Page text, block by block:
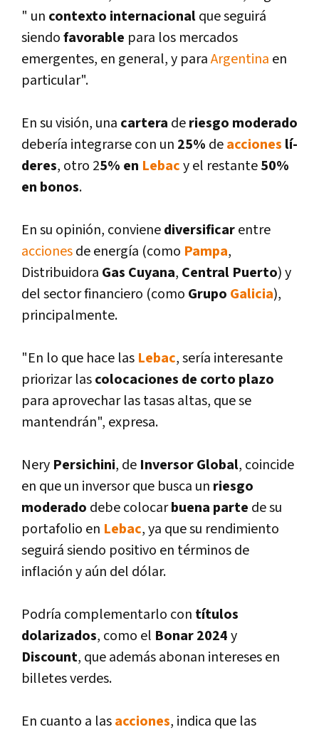
" un contexto internacionalque seguirá
siendofavorable para los mercados
emergentes, en general, y paraArgentina en
particular".
En su visión, una cartera deriesgo moderado
deberí­a integrarse con un 25% deacciones lí­
deres, otro 25% en Lebacy el restante50%
en bonos.
En su opinión, convienediversificarentre
accionesde energí­a (como Pampa,
Distribuidora Gas Cuyana, Central Puerto) y
del sector financiero (como Grupo Galicia),
principalmente.
"En lo que hace las Lebac, serí­a interesante
priorizar lascolocaciones de corto plazo
para aprovechar las tasas altas, que se
mantendrán", expresa.
Nery Persichini, de Inversor Global, coincide
en que un inversor que busca un riesgo
moderado debe colocarbuena parte de su
portafolio en Lebac, ya que su rendimiento
seguirá siendo positivo en términos de
inflación y aún del dólar.
Podrí­a complementarlo con tí­tulos
dolarizados, como el Bonar 2024y
Discount, que además abonan intereses en
billetes verdes.
En cuanto a lasacciones, indica que las